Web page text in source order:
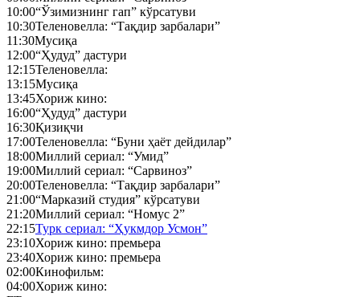
10:00“Ўзимизнинг гап” кўрсатуви
10:30Теленовелла: “Тақдир зарбалари”
11:30Мусиқа
12:00“Ҳудуд” дастури
12:15Теленовелла:
13:15Мусиқа
13:45Хориж кино:
16:00“Ҳудуд” дастури
16:30Қизиқчи
17:00Теленовелла: “Буни ҳаёт дейдилар”
18:00Миллий сериал: “Умид”
19:00Миллий сериал: “Сарвиноз”
20:00Теленовелла: “Тақдир зарбалари”
21:00“Марказий студия” кўрсатуви
21:20Миллий сериал: “Номус 2”
22:15Турк сериал: “Ҳукмдор Усмон”
23:10Хориж кино: премьера
23:40Хориж кино: премьера
02:00Кинофильм:
04:00Хориж кино: